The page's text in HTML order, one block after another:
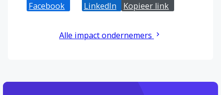
Facebook LinkedIn Kopieer link
Alle impact ondernemers